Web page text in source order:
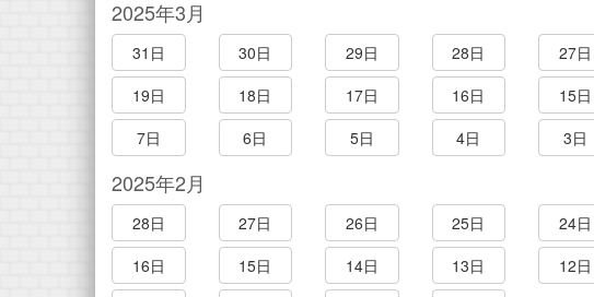
2025年3月
31日 30日 29日 28日 27日
19日
18日 17日 16日 15日
7日
6日 5日 4日 3日
2025年2月
28日 27日 26日 25日 24日
16日
15日 14日 13日 12日